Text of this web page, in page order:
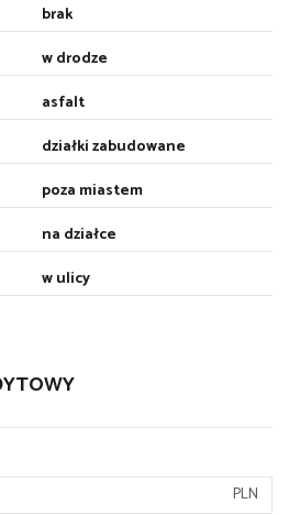
brak
w drodze
asfalt
działki zabudowane
poza miastem
na działce
w ulicy
PLN